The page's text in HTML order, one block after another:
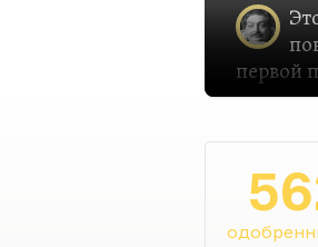
первой
год
Она
не от